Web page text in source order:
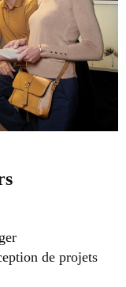
de projets